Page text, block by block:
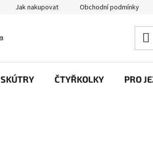
Jak nakupovat Obchodní podmínky
SKÚTRY ČTYŘKOLKY PRO